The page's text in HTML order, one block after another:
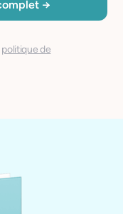
politique de